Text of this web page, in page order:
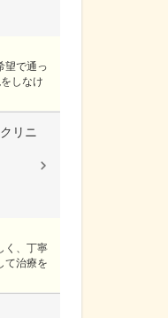
望で通っ
しなけ
リニ
く、丁寧
て治療を